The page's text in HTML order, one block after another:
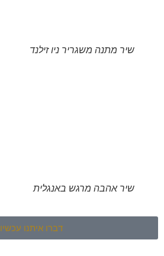
שיר מתנה משגריר ניו זילנד
שיר אהבה מרגש באנגלית
דברו איתנו עכשיו